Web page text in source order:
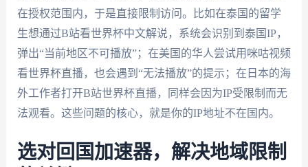
在授权范围内，于是直接限制访问。比如在泰国的留学
生想通过B站看世界杯中文解说，系统会识别到泰国IP，
弹出“当前地区不可播放”；在美国的华人尝试用咪咕视频
看世界杯直播，也会遇到“无法播放”的提示；在日本的海
外工作者打开B站世界杯直播，同样会因为IP受限制而无
法观看。这些问题的核心，就是你的IP地址不在国内。
选对回国加速器，解决地域限制